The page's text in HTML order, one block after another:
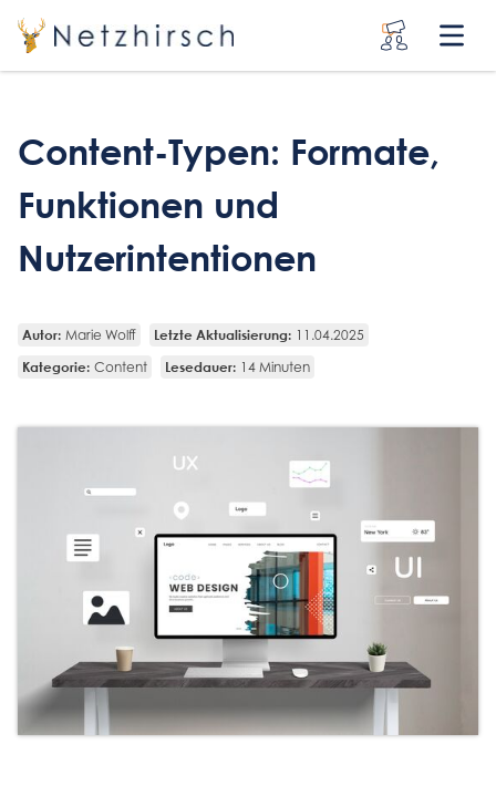
Content-Typen: Formate,
Funktionen und
Nutzerintentionen
Autor: Marie Wolff Letzte Aktualisierung: 11.04.2025
Kategorie: Content Lesedauer: 14 Minuten